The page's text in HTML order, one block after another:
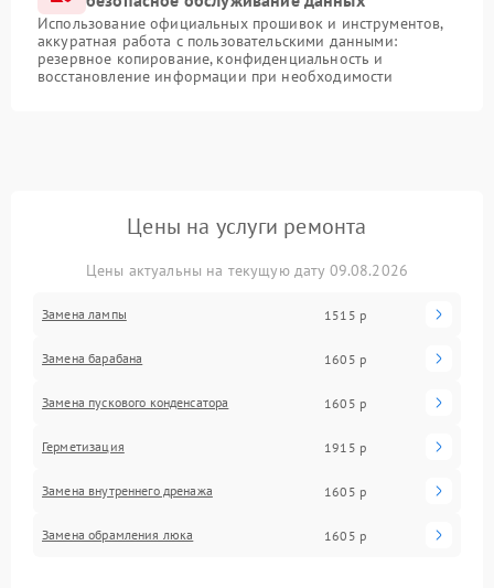
Использование официальных прошивок и инструментов,
аккуратная работа с пользовательскими данными:
резервное копирование, конфиденциальность и
восстановление информации при необходимости
Цены на услуги ремонта
Цены актуальны на текущую дату 09.08.2026
Замена лампы 1515 р
Замена барабана 1605 р
Замена пускового конденсатора 1605 р
Герметизация 1915 р
Замена внутреннего дренажа 1605 р
Замена обрамления люка 1605 р